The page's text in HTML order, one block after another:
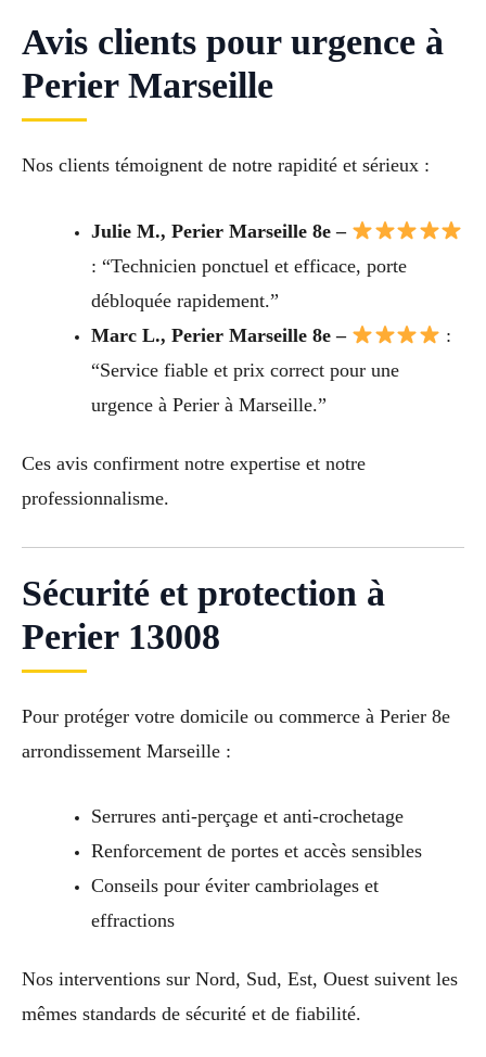
Avis clients pour urgence à
Perier Marseille
Nos clients témoignent de notre rapidité et sérieux :
Julie M., Perier Marseille 8e –
: “Technicien ponctuel et efficace, porte
débloquée rapidement.”
Marc L., Perier Marseille 8e –
:
“Service fiable et prix correct pour une
urgence à Perier à Marseille.”
Ces avis confirment notre expertise et notre
professionnalisme.
Sécurité et protection à
Perier 13008
Pour protéger votre domicile ou commerce à Perier 8e
arrondissement Marseille :
Serrures anti-perçage et anti-crochetage
Renforcement de portes et accès sensibles
Conseils pour éviter cambriolages et
effractions
Nos interventions sur Nord, Sud, Est, Ouest suivent les
mêmes standards de sécurité et de fiabilité.